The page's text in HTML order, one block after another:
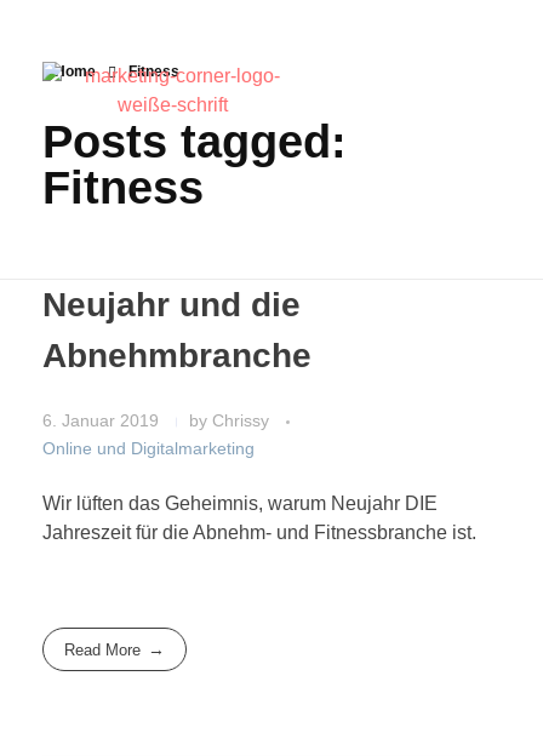
Home Fitness
Posts tagged:
Fitness
Neujahr und die
Abnehmbranche
6. Januar 2019 by Chrissy
Online und Digitalmarketing
Wir lüften das Geheimnis, warum Neujahr DIE
Jahreszeit für die Abnehm- und Fitnessbranche ist.
Read More